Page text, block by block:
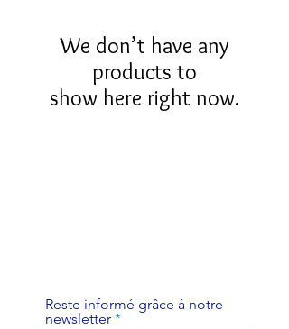
We don’t have any
products to
show here right now.
Reste informé grâce à notre
newsletter